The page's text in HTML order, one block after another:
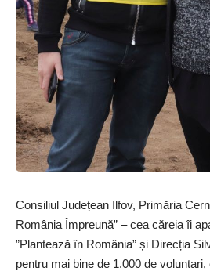
Consiliul Județean Ilfov, Primăria
România Împreună” – cea căreia îi
”Plantează în România” și Direcția
pentru mai bine de 1.000 de